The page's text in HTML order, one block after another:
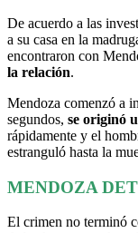
De acuerdo a las
a su casa en la
encontraron con
la relación.
Mendoza comenzó a
segundos, se originó
rápidamente y el
estranguló hasta la
MENDOZA
El crimen no terminó